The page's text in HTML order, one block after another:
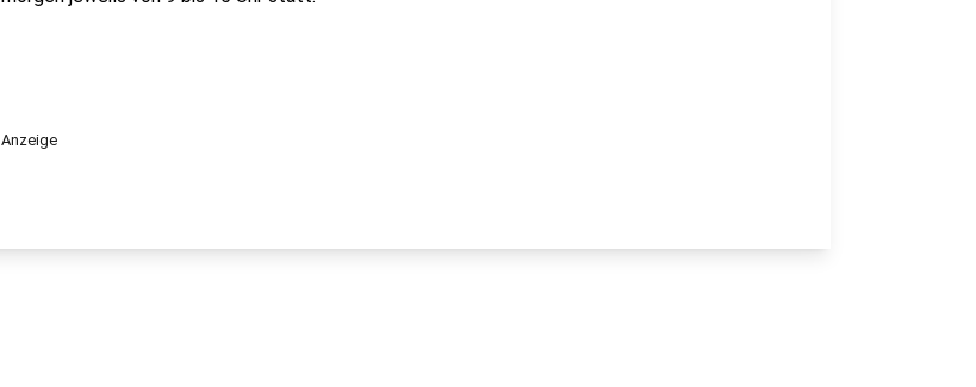
Anzeige